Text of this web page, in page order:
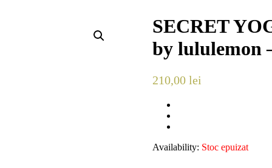
SECRET
by lululemon
210,00 lei
Availability: Stoc epuizat